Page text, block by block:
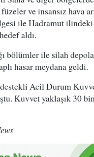
ve insansız hava
ile Hadramut
aldı.
bölümler ile silah
hasar meydana geldi.
Acil Durum
Kuvvet yaklaşık 30